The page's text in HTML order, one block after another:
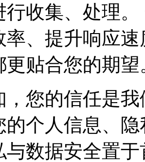
行收集、处理
率、提升响应
更贴合您的期望
，您的信任是
的个人信息、
与数据安全置